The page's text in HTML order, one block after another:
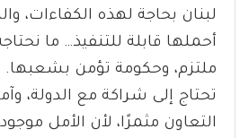
لبنان بحاجة لهذه الكفاءات،
أحملها قابلة للتنفيذ… ما
ملتزم، وحكومة تؤمن
تحتاج إلى شراكة مع الدولة،
التعاون مثمرًا، لأن الأمل